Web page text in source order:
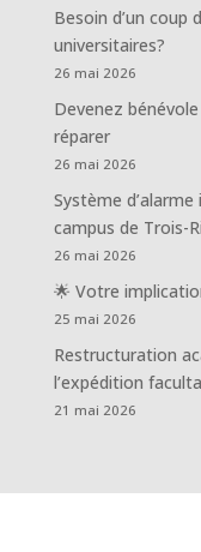
Besoin d’un coup
universitaires?
26 mai 2026
Devenez
réparer
26 mai 2026
Système
campus de Trois-
26 mai 2026
🌟 Votre
25 mai 2026
Restructuration
l’expédition
21 mai 2026